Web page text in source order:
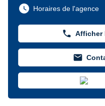
watch_later Horaires de l'agence
phone Afficher
mail